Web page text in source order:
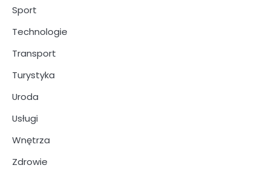
Sport
Technologie
Transport
Turystyka
Uroda
Usługi
Wnętrza
Zdrowie